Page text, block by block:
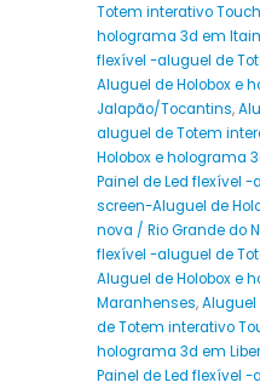
Totem interativo
holograma 3d em
flexível -aluguel de
Aluguel de Holobox e
Jalapão/Tocantins,
aluguel de Totem
Holobox e holograma
Painel de Led flexível
screen-Aluguel de
nova / Rio Grande do
flexível -aluguel de
Aluguel de Holobox e
Maranhenses,Aluguel
de Totem interativo
holograma 3d em
Painel de Led flexível